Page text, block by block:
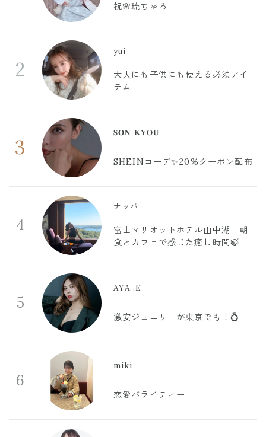
祝🌸琉ちゃろ
2
yui
大人にも子供にも使える必須アイ
テム
3
𝐒𝐎𝐍 𝐊𝐘𝐎𝐔
SHEINコーデ✨20%クーポン配布
4
ナッパ
富士マリオットホテル山中湖｜朝
食とカフェで感じた癒し時間🍃
5
AYA..E
激安ジュエリーが東京でも！💍
6
miki
恋愛バライティー